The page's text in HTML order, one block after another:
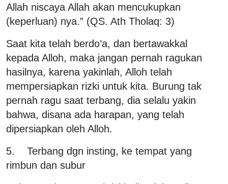
Allah niscaya Allah akan mencukupkan
(keperluan) nya.” (QS. Ath Tholaq: 3)
Saat kita telah berdo’a, dan bertawakkal
kepada Alloh, maka jangan pernah ragukan
hasilnya, karena yakinlah, Alloh telah
mempersiapkan rizki untuk kita. Burung tak
pernah ragu saat terbang, dia selalu yakin
bahwa, disana ada harapan, yang telah
dipersiapkan oleh Alloh.
5. Terbang dgn insting, ke tempat yang
rimbun dan subur